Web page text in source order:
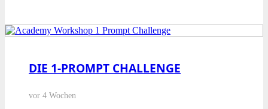
DIE 1-PROMPT CHALLENGE
vor 4 Wochen